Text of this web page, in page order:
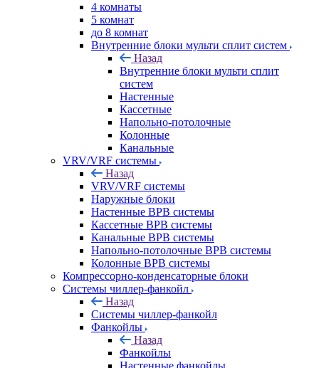
4 комнаты
5 комнат
до 8 комнат
Внутренние блоки мульти сплит систем
Назад
Внутренние блоки мульти сплит
систем
Настенные
Кассетные
Напольно-потолочные
Колонные
Канальные
VRV/VRF системы
Назад
VRV/VRF системы
Наружные блоки
Настенные ВРВ системы
Кассетные ВРВ системы
Канальные ВРВ системы
Напольно-потолочные ВРВ системы
Колонные ВРВ системы
Компрессорно-конденсаторные блоки
Системы чиллер-фанкойл
Назад
Системы чиллер-фанкойл
Фанкойлы
Назад
Фанкойлы
Настенные фанкойлы